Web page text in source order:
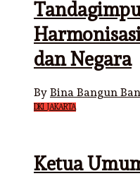
dan Negara
By Bina Bangun
DKI JAKARTA
Ketua